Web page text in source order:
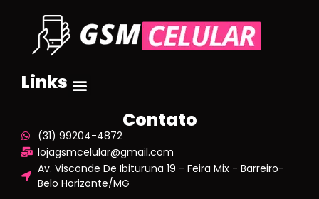
Links
Contato
(31) 99204-4872
lojagsmcelular@gmail.com
Av. Visconde De Ibituruna 19 - Feira Mix - Barreiro-
Belo Horizonte/MG